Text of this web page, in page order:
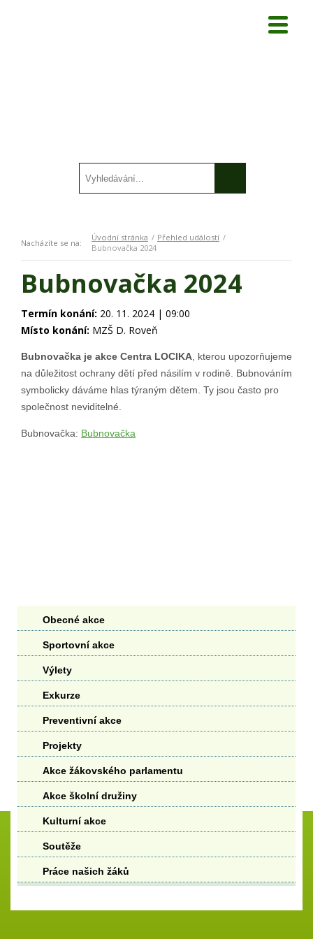
Nacházíte se na: Úvodní stránka
Přehled událostí
Bubnovačka 2024
Bubnovačka 2024
Termín konání: 20. 11. 2024 | 09:00
Místo konání: MZŠ D. Roveň
Bubnovačka je akce Centra LOCIKA , kterou upozorňujeme
na důležitost ochrany dětí před násilím v rodině. Bubnováním
symbolicky dáváme hlas týraným dětem. Ty jsou často pro
společnost neviditelné.
Bubnovačka: Bubnovačka
Obecné akce
Sportovní akce
Výlety
Exkurze
Preventivní akce
Projekty
Akce žákovského parlamentu
Akce školní družiny
Kulturní akce
Soutěže
Práce našich žáků